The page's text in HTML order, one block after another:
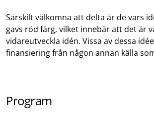
Särskilt välkomna att delta är de vars
gavs röd färg, vilket innebär att det är
vidareutveckla idén. Vissa av dessa
finansiering från någon annan källa
Program